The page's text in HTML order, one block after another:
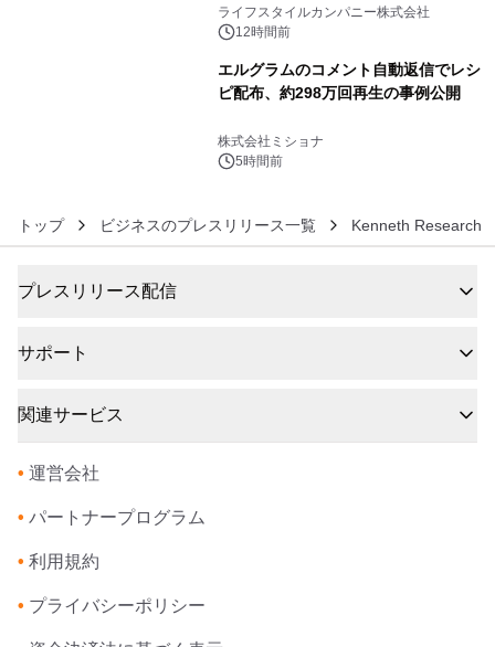
い、ポップでキュートなコレクショ
ン。
ライフスタイルカンパニー株式会社
12時間前
エルグラムのコメント自動返信でレシ
ピ配布、約298万回再生の事例公開
株式会社ミショナ
5時間前
トップ ビジネスのプレスリリース一覧 Kenneth Research
プレスリリース配信
サポート
関連サービス
• 運営会社
• パートナープログラム
• 利用規約
• プライバシーポリシー